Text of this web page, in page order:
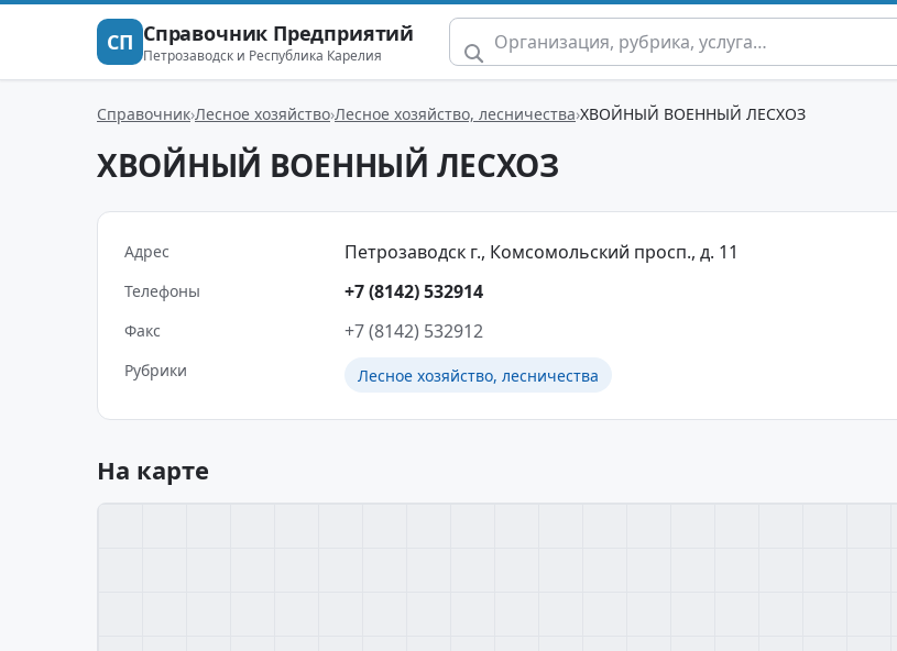
СП Справочник Предприятий
Петрозаводск и Республика Карелия
Справочник Лесное хозяйство Лесное хозяйство, лесничества ХВОЙНЫЙ ВОЕННЫЙ ЛЕСХОЗ
ХВОЙНЫЙ ВОЕННЫЙ ЛЕСХОЗ
Адрес Петрозаводск г., Комсомольский просп., д. 11
Телефоны +7 (8142) 532914
Факс +7 (8142) 532912
Рубрики Лесное хозяйство, лесничества
На карте